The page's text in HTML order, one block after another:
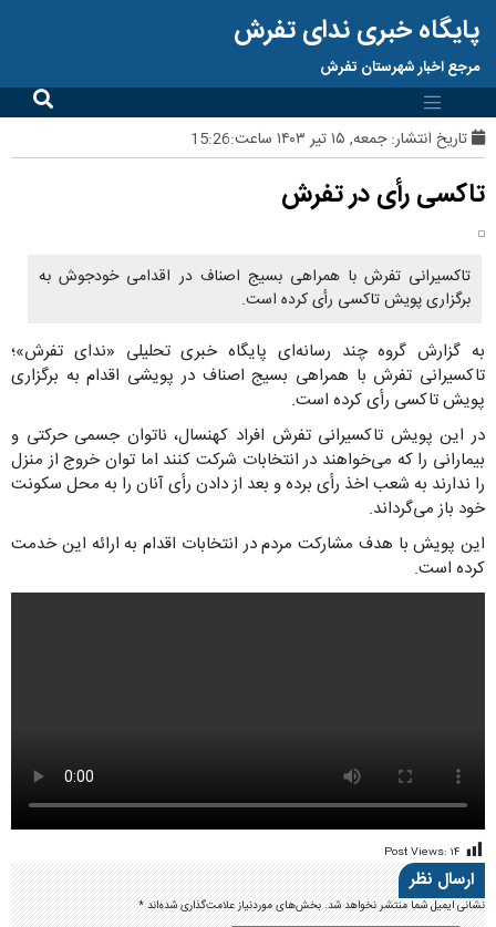
پایگاه خبری ندای تفرش
مرجع اخبار شهرستان تفرش
تاریخ انتشار:جمعه, ۱۵ تیر ۱۴۰۳ ساعت:15:26
تاکسی رأی در تفرش
تاکسیرانی تفرش با همراهی بسیج اصناف در اقدامی خودجوش به
برگزاری پویش تاکسی رأی کرده است.
به گزارش گروه چند رسانه‌ای پایگاه خبری تحلیلی «ندای تفرش»؛
تاکسیرانی تفرش با همراهی بسیج اصناف در پویشی اقدام به برگزاری
پویش تاکسی رأی کرده است.
در این پویش تاکسیرانی تفرش افراد کهنسال، ناتوان جسمی حرکتی و
بیمارانی را که می‌خواهند در انتخابات شرکت کنند اما توان خروج از منزل
را ندارند به شعب اخذ رأی برده و بعد از دادن رأی آنان را به محل سکونت
خود باز می‌گرداند.
این پویش با هدف مشارکت مردم در انتخابات اقدام به ارائه این خدمت
کرده است.
Post Views: ۱۴
ارسال نظر
نشانی ایمیل شما منتشر نخواهد شد.بخش‌های موردنیاز علامت‌گذاری شده‌اند*